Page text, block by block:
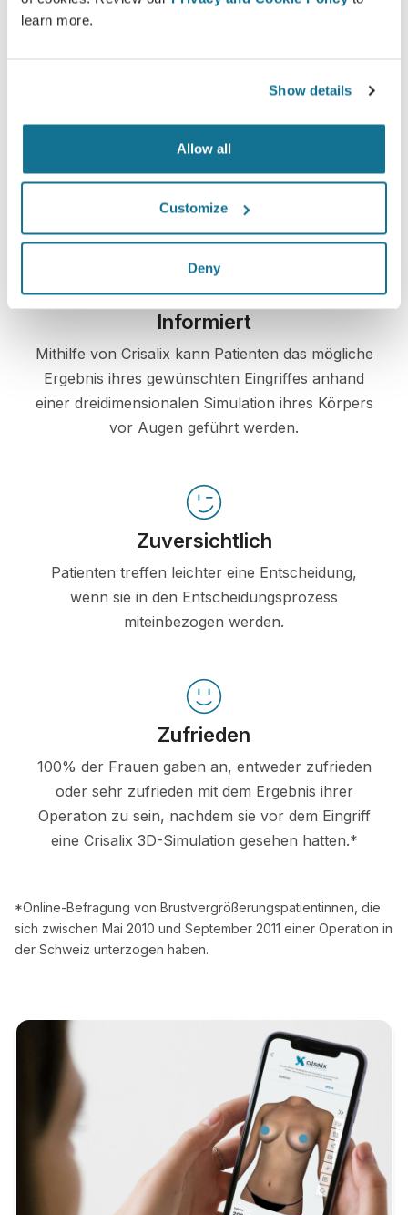
learn more.
Show details
Allow all
Customize
Deny
Verbesserte Patientenbetreuung
Crisalix ist ein innovatives Hilfsmittel, das die
Kommunikation zwischen Ärzten und Patienten
verbessert. Die vernetzte Plattform stärkt die
Informiert
Mithilfe von Crisalix kann Patienten das mögliche
Ergebnis ihres gewünschten Eingriffes anhand
einer dreidimensionalen Simulation ihres Körpers
vor Augen geführt werden.
Zuversichtlich
Patienten treffen leichter eine Entscheidung,
wenn sie in den Entscheidungsprozess
miteinbezogen werden.
Zufrieden
100% der Frauen gaben an, entweder zufrieden
oder sehr zufrieden mit dem Ergebnis ihrer
Operation zu sein, nachdem sie vor dem Eingriff
eine Crisalix 3D-Simulation gesehen hatten.*
*Online-Befragung von Brustvergrößerungspatientinnen, die
sich zwischen Mai 2010 und September 2011 einer Operation in
der Schweiz unterzogen haben.